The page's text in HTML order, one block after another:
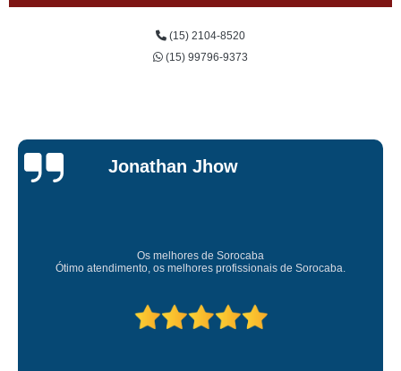
(15) 2104-8520
(15) 99796-9373
Carvalho
Super recomendo!
Amei o atendimento. Preco super bom. Superou minhas
Deixou o meu bem super arrumadinhooo recomendo!